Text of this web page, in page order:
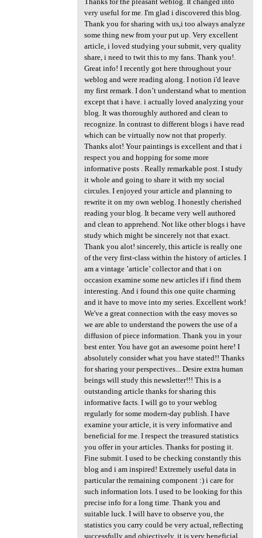
very useful for me. I'm glad i discovered this blog.
Thank you for sharing with us,i too always analyze
some thing new from your put up. Very excellent
article, i loved studying your submit, very quality
share, i need to twit this to my fans. Thank you!.
Great info! I recently got here throughout your
weblog and were reading along. I notion i'd leave
my first remark. I don’t understand what to mention
except that i have. i actually loved analyzing your
blog. It was thoroughly authored and clean to
recognize. In contrast to different blogs i have read
which can be virtually now not that properly.
Thanks alot! Your paintings is excellent and that i
respect you and hopping for some more
informative posts . Really remarkable post. I study
it whole and going to share it with my social
circules. I enjoyed your article and planning to
rewrite it on my own weblog. I honestly cherished
reading your blog. It became very well authored
and clean to apprehend. Not like other blogs i have
study which might be sincerely not that exact.
Thank you alot! sincerely, this article is really one
of the very first-class within the history of articles. I
am a vintage ’article’ collector and that i on
occasion examine some new articles if i find them
interesting. And i found this one quite charming
and it have to move into my series. Excellent work!
We've a great connection with the easy moves so
we are able to understand the powers the use of a
diffusion of piece information. Thank you in your
best enter. You have got an awesome point here! I
absolutely consider what you have stated!! Thanks
for sharing your perspectives... Desire extra human
beings will study this newsletter!!! This is a
outstanding article thanks for sharing this
informative facts. I will go to your weblog
regularly for some modern-day publish. I have
examine your article, it is very informative and
beneficial for me. I respect the treasured statistics
you offer in your articles. Thanks for posting it.
Fine submit. I used to be checking constantly this
blog and i am inspired! Extremely useful data in
particular the remaining component :) i care for
such information lots. I used to be looking for this
precise info for a long time. Thank you and
suitable luck. I will have to observe you, the
statistics you carry could be very actual, reflecting
successfully and objectively, it is very beneficial